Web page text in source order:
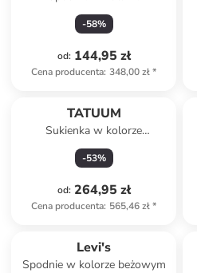
granatowym
-58%
od: 144,95 zł
Cena producenta: 348,00 zł*
TATUUM
Sukienka w kolorze
granatowym
-53%
od: 264,95 zł
Cena producenta: 565,46 zł*
Levi's
Spodnie w kolorze beżowym